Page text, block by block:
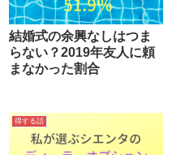
結婚式の余興なしはつま
らない？2019年友人に頼
まなかった割合
得する話